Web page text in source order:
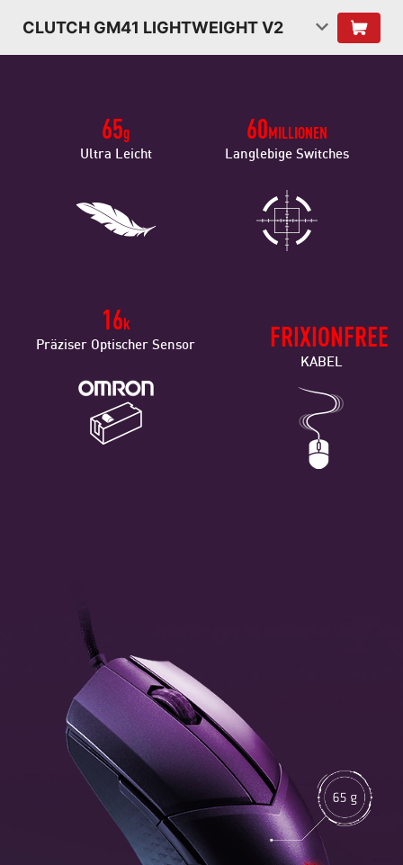
CLUTCH GM41 LIGHTWEIGHT V2
65g
Ultra Leicht
60MILLIONEN
Langlebige Switches
16k
Präziser Optischer Sensor
FRIXIONFREE
KABEL